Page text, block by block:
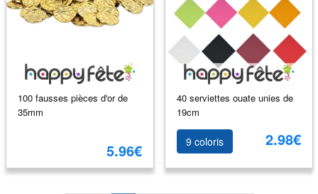
100 fausses pièces d'or de
35mm
5.96€
40 serviettes ouate unies de
19cm
9 coloris 2.98€